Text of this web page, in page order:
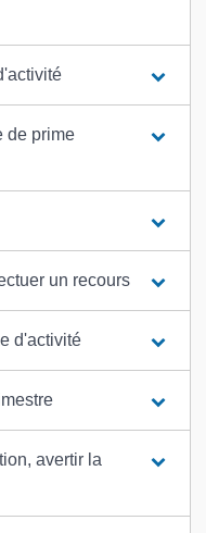
de prime
un recours
d'activité
avertir la